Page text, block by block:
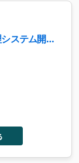
ステム開発